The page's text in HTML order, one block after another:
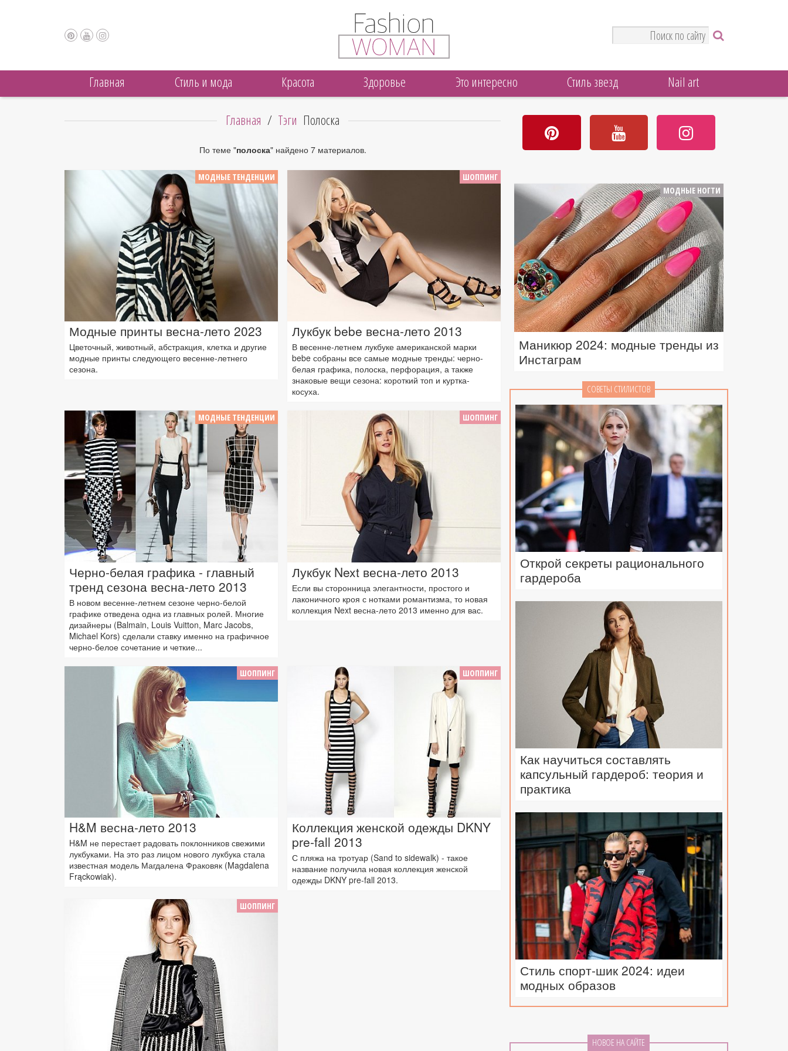
Главная Cтиль и мода Красота Здоровье Это интересно Стиль звезд Nail art
Главная / Тэги Полоска
По теме "полоска" найдено 7 материалов.
МОДНЫЕ ТЕНДЕНЦИИ
Модные принты весна-лето 2023
Цветочный, животный, абстракция, клетка и другие
модные принты следующего весенне-летнего
сезона.
ШОППИНГ
Лукбук bebe весна-лето 2013
В весенне-летнем лукбуке американской марки
bebe собраны все самые модные тренды: черно-
белая графика, полоска, перфорация, а также
знаковые вещи сезона: короткий топ и куртка-
косуха.
МОДНЫЕ ТЕНДЕНЦИИ
Черно-белая графика - главный
тренд сезона весна-лето 2013
В новом весенне-летнем сезоне черно-белой
графике отведена одна из главных ролей. Многие
дизайнеры (Balmain, Louis Vuitton, Marc Jacobs,
Michael Kors) сделали ставку именно на графичное
черно-белое сочетание и четкие...
ШОППИНГ
Лукбук Next весна-лето 2013
Если вы сторонница элегантности, простого и
лаконичного кроя с нотками романтизма, то новая
коллекция Next весна-лето 2013 именно для вас.
ШОППИНГ
H&M весна-лето 2013
H&M не перестает радовать поклонников свежими
лукбуками. На это раз лицом нового лукбука стала
известная модель Магдалена Фраковяк (Magdalena
Frąckowiak).
ШОППИНГ
Коллекция женской одежды DKNY
pre-fall 2013
С пляжа на тротуар (Sand to sidewalk) - такое
название получила новая коллекция женской
одежды DKNY pre-fall 2013.
ШОППИНГ
МОДНЫЕ НОГТИ
Маникюр 2024: модные тренды из
Инстаграм
СОВЕТЫ СТИЛИСТОВ
Открой секреты рационального
гардероба
Как научиться составлять
капсульный гардероб: теория и
практика
Стиль спорт-шик 2024: идеи
модных образов
НОВОЕ НА САЙТЕ